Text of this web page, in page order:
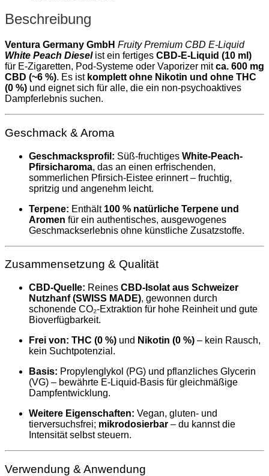
Beschreibung
Ventura Germany GmbH Fruity Premium CBD E-Liquid
White Peach Dieselist ein fertiges CBD-E-Liquid (10 ml)
für E-Zigaretten, Pod-Systeme oder Vaporizer mitca. 600 mg
CBD (~6 %). Es ist komplett ohne Nikotin und ohne THC
(0 %) und eignet sich für alle, die ein non-psychoaktives
Dampferlebnis suchen.
Geschmack & Aroma
Geschmacksprofil: Süß-fruchtiges White-Peach-
Pfirsicharoma, das an einen erfrischenden,
sommerlichen Pfirsich-Eistee erinnert – fruchtig,
spritzig und angenehm leicht.
Terpene: Enthält 100 % natürliche Terpene und
Aromen für ein authentisches, ausgewogenes
Geschmackserlebnis ohne künstliche Zusatzstoffe.
Zusammensetzung & Qualität
CBD-Quelle: Reines CBD-Isolat aus Schweizer
Nutzhanf (SWISS MADE), gewonnen durch
schonende CO₂-Extraktion für hohe Reinheit und gute
Bioverfügbarkeit.
Frei von: THC (0 %) und Nikotin (0 %) – kein Rausch,
kein Suchtpotenzial.
Basis: Propylenglykol (PG) und pflanzliches Glycerin
(VG) – bewährte E-Liquid-Basis für gleichmäßige
Dampfentwicklung.
Weitere Eigenschaften: Vegan, gluten- und
tierversuchsfrei; mikrodosierbar – du kannst die
Intensität selbst steuern.
Verwendung & Anwendung